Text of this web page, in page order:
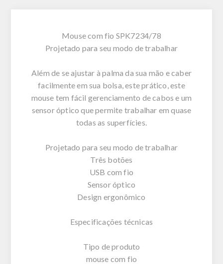
Mouse com fio SPK7234/78
Projetado para seu modo de trabalhar
Além de se ajustar à palma da sua mão e caber
facilmente em sua bolsa, este prático, este
mouse tem fácil gerenciamento de cabos e um
sensor óptico que permite trabalhar em quase
todas as superfícies.
Projetado para seu modo de trabalhar
Três botões
USB com fio
Sensor óptico
Design ergonômico
Especificações técnicas
Tipo de produto
mouse com fio